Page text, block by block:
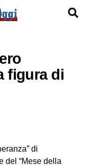
figura di
di
del “Mese della